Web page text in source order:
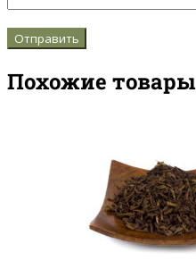
Похожие товары